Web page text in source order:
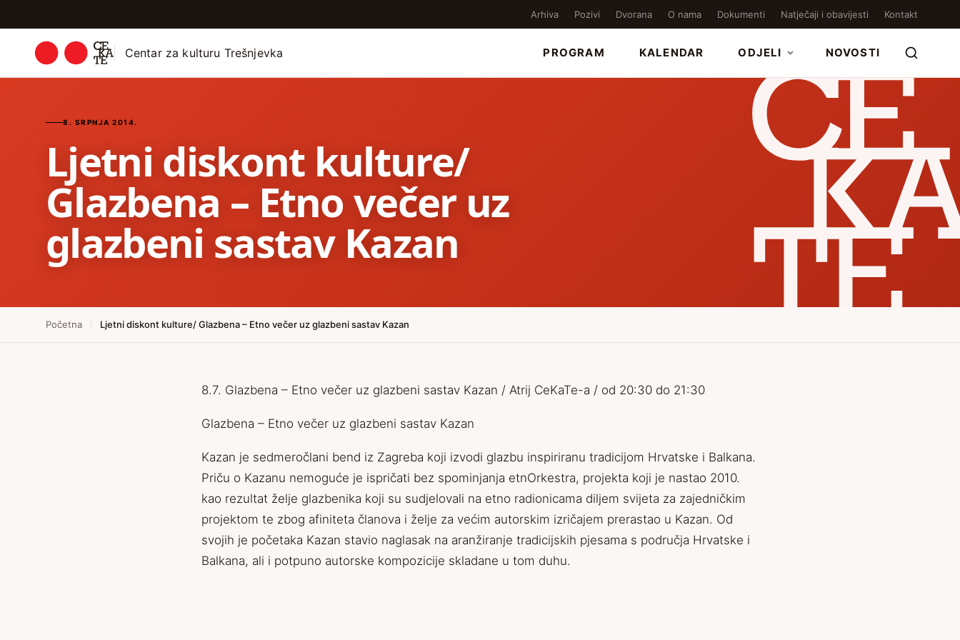
Arhiva Pozivi Dvorana O nama Dokumenti Natječaji i obavijesti Kontakt
Centar za kulturu Trešnjevka PROGRAM KALENDAR ODJELI NOVOSTI
8. SRPNJA 2014.
Ljetni diskont kulture/
Glazbena – Etno večer uz
glazbeni sastav Kazan
Početna / Ljetni diskont kulture/ Glazbena – Etno večer uz glazbeni sastav Kazan
8.7. Glazbena – Etno večer uz glazbeni sastav Kazan / Atrij CeKaTe-a / od 20:30 do 21:30
Glazbena – Etno večer uz glazbeni sastav Kazan
Kazan je sedmeročlani bend iz Zagreba koji izvodi glazbu inspiriranu tradicijom Hrvatske i Balkana.
Priču o Kazanu nemoguće je ispričati bez spominjanja etnOrkestra, projekta koji je nastao 2010.
kao rezultat želje glazbenika koji su sudjelovali na etno radionicama diljem svijeta za zajedničkim
projektom te zbog afiniteta članova i želje za većim autorskim izričajem prerastao u Kazan. Od
svojih je početaka Kazan stavio naglasak na aranžiranje tradicijskih pjesama s područja Hrvatske i
Balkana, ali i potpuno autorske kompozicije skladane u tom duhu.